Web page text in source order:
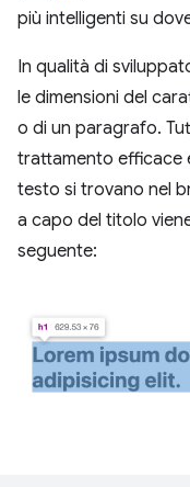
più intelligenti su
In qualità di
le dimensioni del
o di un paragrafo.
trattamento efficace
testo si trovano nel
a capo del titolo
seguente: